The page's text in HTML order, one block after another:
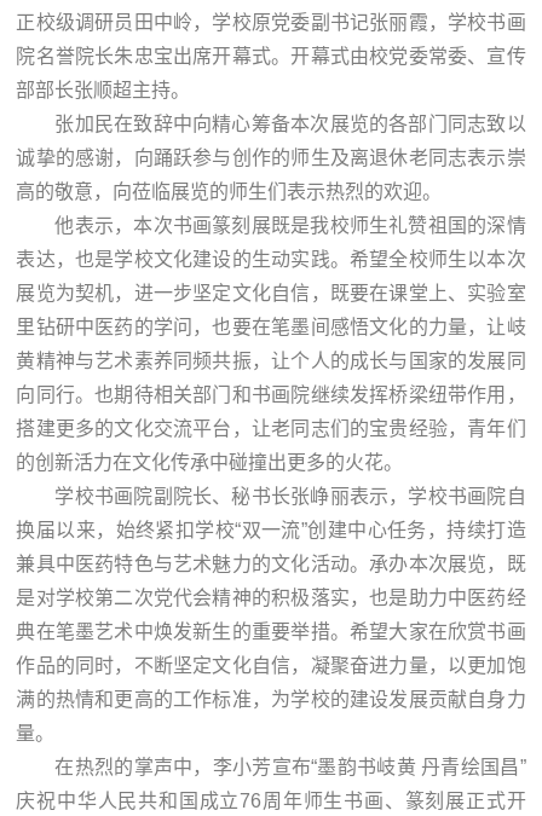
正校级调研员田中岭，学校原党委副书记张丽霞，学校书画
院名誉院长朱忠宝出席开幕式。开幕式由校党委常委、宣传
部部长张顺超主持。
张加民在致辞中向精心筹备本次展览的各部门同志致以
诚挚的感谢，向踊跃参与创作的师生及离退休老同志表示崇
高的敬意，向莅临展览的师生们表示热烈的欢迎。
他表示，本次书画篆刻展既是我校师生礼赞祖国的深情
表达，也是学校文化建设的生动实践。希望全校师生以本次
展览为契机，进一步坚定文化自信，既要在课堂上、实验室
里钻研中医药的学问，也要在笔墨间感悟文化的力量，让岐
黄精神与艺术素养同频共振，让个人的成长与国家的发展同
向同行。也期待相关部门和书画院继续发挥桥梁纽带作用，
搭建更多的文化交流平台，让老同志们的宝贵经验，青年们
的创新活力在文化传承中碰撞出更多的火花。
学校书画院副院长、秘书长张峥丽表示，学校书画院自
换届以来，始终紧扣学校“双一流”创建中心任务，持续打造
兼具中医药特色与艺术魅力的文化活动。承办本次展览，既
是对学校第二次党代会精神的积极落实，也是助力中医药经
典在笔墨艺术中焕发新生的重要举措。希望大家在欣赏书画
作品的同时，不断坚定文化自信，凝聚奋进力量，以更加饱
满的热情和更高的工作标准，为学校的建设发展贡献自身力
量。
在热烈的掌声中，李小芳宣布“墨韵书岐黄 丹青绘国昌”
庆祝中华人民共和国成立76周年师生书画、篆刻展正式开